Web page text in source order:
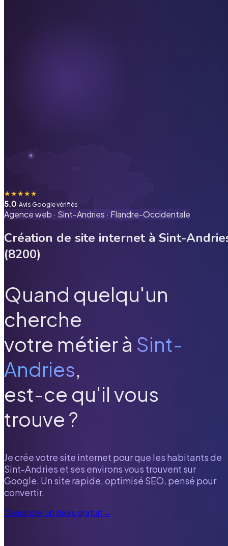
★★★★★
5.0· Avis Google vérifiés
Agence web · Sint-Andries · Flandre-Occidentale
Création de site internet à Sint-
(8200)
Quand quelqu'un
cherche
votre métier à Sint-
Andries,
est-ce qu'il vous
trouve ?
Je crée votre site internet pour que les habitants de
Sint-Andries et ses environs vous trouvent sur
Google. Un site rapide, optimisé SEO, pensé pour
convertir.
Demander un devis gratuit→